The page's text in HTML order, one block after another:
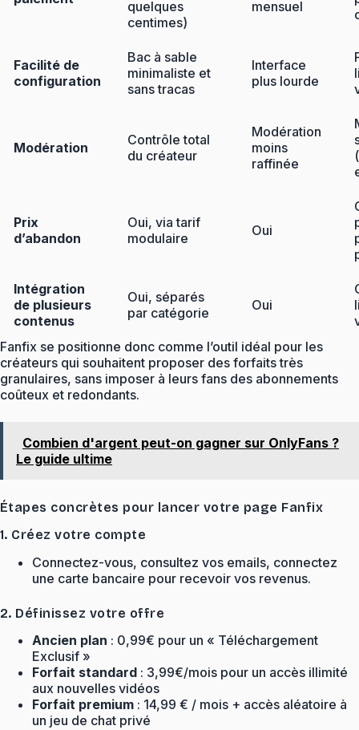
quelques
centimes)
mensuel
Facilité de
configuration
Bac à sable
minimaliste et
sans tracas
Interface
plus lourde
Modération
Contrôle total
du créateur
Modération
moins
raffinée
Prix ​​
d’abandon
Oui, via tarif
modulaire
Oui
Intégration
de plusieurs
contenus
Oui, séparés
par catégorie
Oui
Fanfix se positionne donc comme l’outil idéal pour les
créateurs qui souhaitent proposer des forfaits très
granulaires, sans imposer à leurs fans des abonnements
coûteux et redondants.
Combien d'argent peut-on gagner sur OnlyFans ?
Le guide ultime
Étapes concrètes pour lancer votre page Fanfix
1. Créez votre compte
Connectez-vous, consultez vos emails, connectez
une carte bancaire pour recevoir vos revenus.
2. Définissez votre offre
Ancien plan : 0,99€ pour un « Téléchargement
Exclusif »
Forfait standard : 3,99€/mois pour un accès illimité
aux nouvelles vidéos
Forfait premium : 14,99 € / mois + accès aléatoire à
un jeu de chat privé